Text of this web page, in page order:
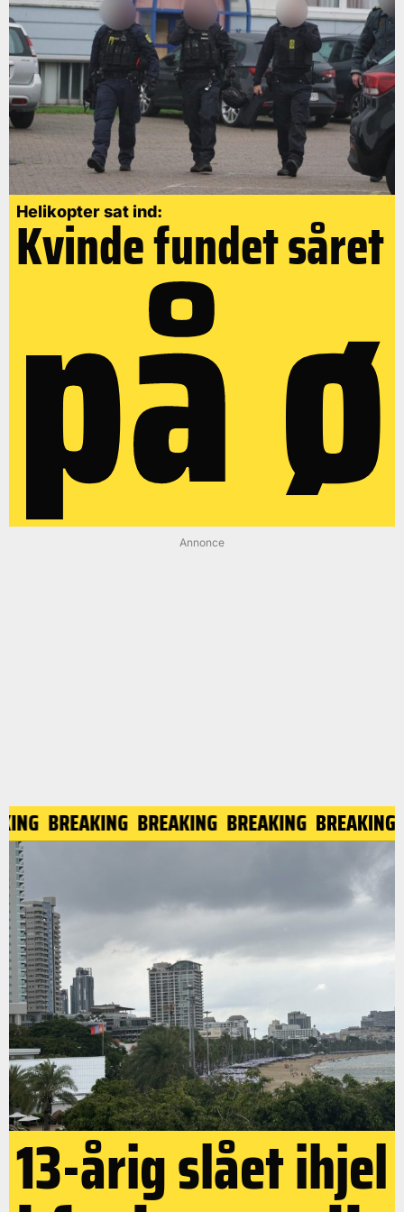
Helikopter sat ind:
Kvinde fundet såret
på ø
Annonce
BREAKING BREAKING BREAKING BREAKING
13-årig slået ihjel